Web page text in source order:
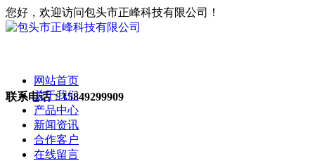
您好，欢迎访问包头市正峰科技有限公司！
联系电话：15849299909
网站首页
关于我们
产品中心
新闻资讯
合作客户
在线留言